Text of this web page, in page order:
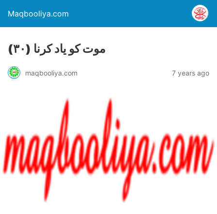
Maqbooliya.com
(۳۰) موت کو یاد کرنا
maqbooliya.com 7 years ago